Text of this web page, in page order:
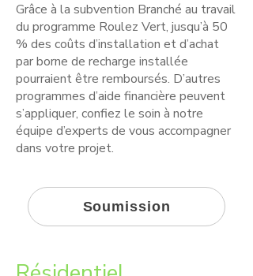
Grâce à la subvention Branché au travail
du programme Roulez Vert, jusqu’à 50
% des coûts d’installation et d’achat
par borne de recharge installée
pourraient être remboursés. D’autres
programmes d’aide financière peuvent
s’appliquer, confiez le soin à notre
équipe d’experts de vous accompagner
dans votre projet.
Soumission